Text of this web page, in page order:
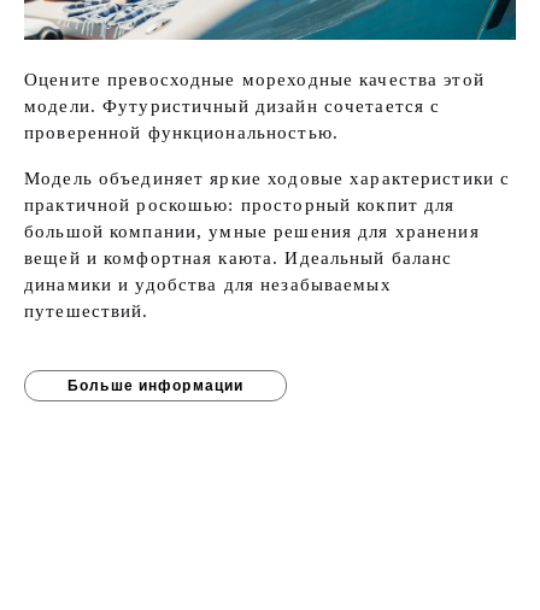
Оцените превосходные мореходные качества этой
модели. Футуристичный дизайн сочетается с
проверенной функциональностью.
Модель объединяет яркие ходовые характеристики с
практичной роскошью: просторный кокпит для
большой компании, умные решения для хранения
вещей и комфортная каюта. Идеальный баланс
динамики и удобства для незабываемых
путешествий.
Больше информации